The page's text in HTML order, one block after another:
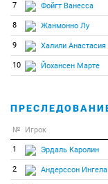
7 Фойгт Ванесса
8 Жанмонно Лу
9 Халили Анастасия
10 Йохансен Марте
№ Игрок
1 Эрдаль Каролин
2 Андерссон Ингела